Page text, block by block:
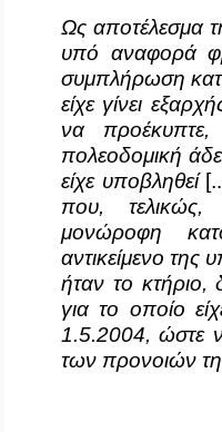
Ως αποτέλεσμα
υπό αναφορά
συμπλήρωση
είχε γίνει
να
πολεοδομική
είχε υποβληθεί
που, τελικώς,
μονώροφη
αντικείμενο
ήταν το κτήριο,
για το οποίο
1.5.2004, ώστε
των προνοιών